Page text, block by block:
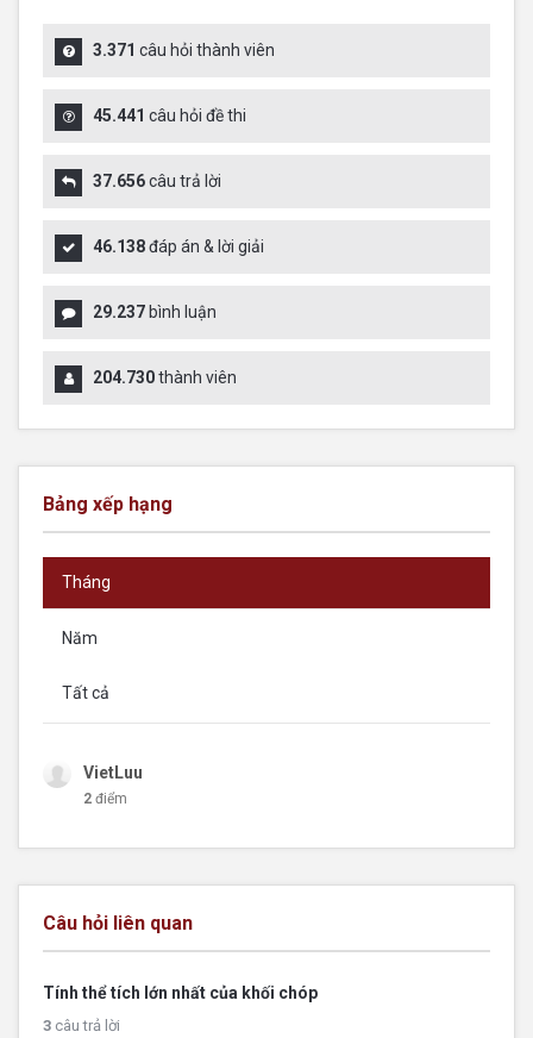
3.371 câu hỏi thành viên
45.441 câu hỏi đề thi
37.656câu trả lời
46.138đáp án & lời giải
29.237 bình luận
204.730thành viên
Bảng xếp hạng
Tháng
Năm
Tất cả
VietLuu
2 điểm
Câu hỏi liên quan
Tính thể tích lớn nhất của khối chóp
3 câu trả lời